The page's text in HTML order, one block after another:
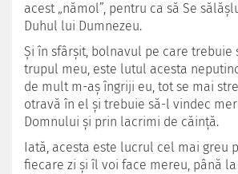
acest „nămol”, pentru ca să Se
Duhul lui Dumnezeu.
Și în sfârșit, bolnavul pe care trebuie
trupul meu, este lutul acesta
de mult m-aș îngriji eu, tot se mai
otravă în el și trebuie să-l vindec
Domnului și prin lacrimi de căință.
Iată, acesta este lucrul cel mai greu
fiecare zi și îl voi face mereu, până